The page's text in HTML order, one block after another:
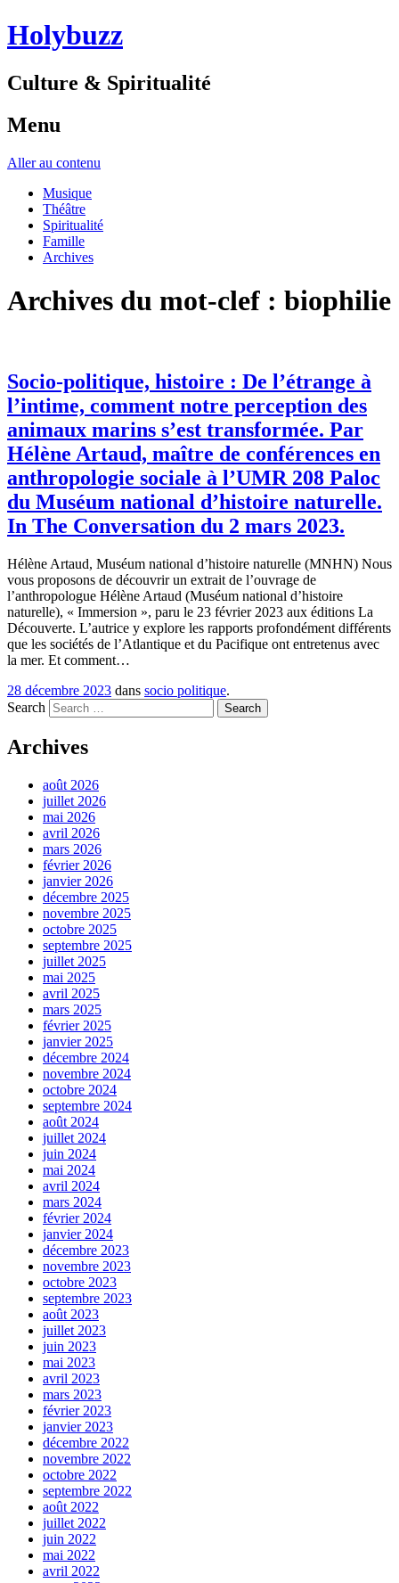
Holybuzz
Culture & Spiritualité
Menu
Aller au contenu
Musique
Théâtre
Spiritualité
Famille
Archives
Archives du mot-clef : biophilie
Socio-politique, histoire : De l’étrange à
l’intime, comment notre perception des
animaux marins s’est transformée. Par
Hélène Artaud, maître de conférences en
anthropologie sociale à l’UMR 208 Paloc
du Muséum national d’histoire naturelle.
In The Conversation du 2 mars 2023.
Hélène Artaud, Muséum national d’histoire naturelle (MNHN) Nous
vous proposons de découvrir un extrait de l’ouvrage de
l’anthropologue Hélène Artaud (Muséum national d’histoire
naturelle), « Immersion », paru le 23 février 2023 aux éditions La
Découverte. L’autrice y explore les rapports profondément différents
que les sociétés de l’Atlantique et du Pacifique ont entretenus avec
la mer. Et comment…
28 décembre 2023 dans socio politique.
Search
Archives
août 2026
juillet 2026
mai 2026
avril 2026
mars 2026
février 2026
janvier 2026
décembre 2025
novembre 2025
octobre 2025
septembre 2025
juillet 2025
mai 2025
avril 2025
mars 2025
février 2025
janvier 2025
décembre 2024
novembre 2024
octobre 2024
septembre 2024
août 2024
juillet 2024
juin 2024
mai 2024
avril 2024
mars 2024
février 2024
janvier 2024
décembre 2023
novembre 2023
octobre 2023
septembre 2023
août 2023
juillet 2023
juin 2023
mai 2023
avril 2023
mars 2023
février 2023
janvier 2023
décembre 2022
novembre 2022
octobre 2022
septembre 2022
août 2022
juillet 2022
juin 2022
mai 2022
avril 2022